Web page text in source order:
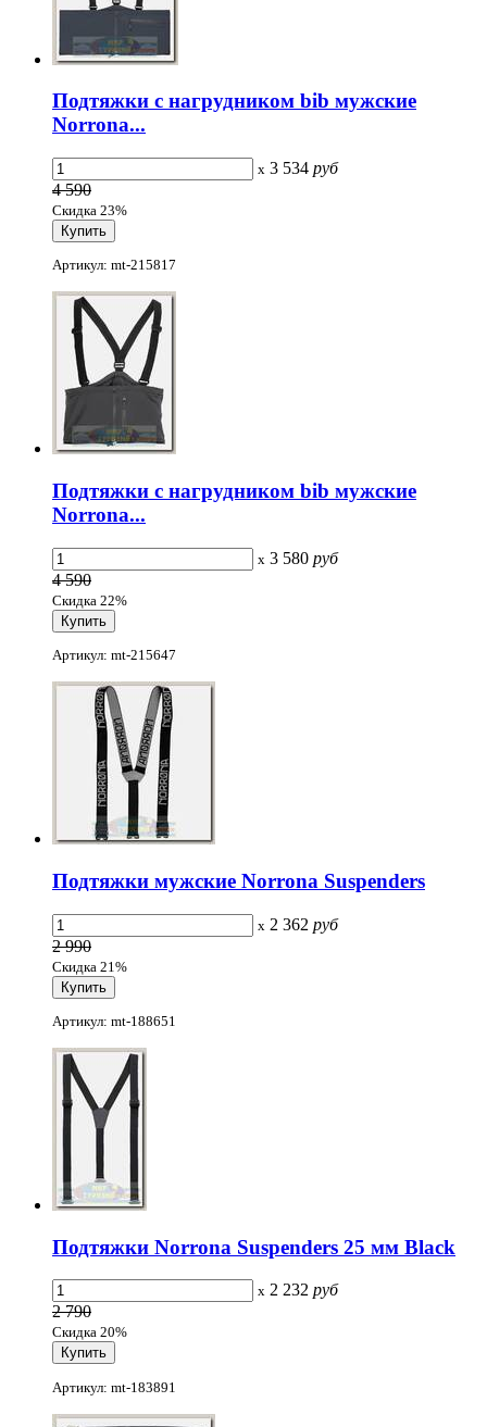
Подтяжки с нагрудником bib мужские
Norrona...
x 3 534 руб
4 590
Скидка 23%
Артикул: mt-215817
Подтяжки с нагрудником bib мужские
Norrona...
x 3 580 руб
4 590
Скидка 22%
Артикул: mt-215647
Подтяжки мужские Norrona Suspenders
x 2 362 руб
2 990
Скидка 21%
Артикул: mt-188651
Подтяжки Norrona Suspenders 25 мм Black
x 2 232 руб
2 790
Скидка 20%
Артикул: mt-183891